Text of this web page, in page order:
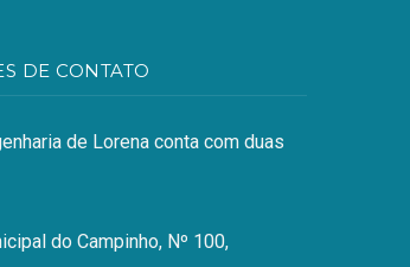
DE CONTATO
de Lorena conta com duas
do Campinho, Nº 100,